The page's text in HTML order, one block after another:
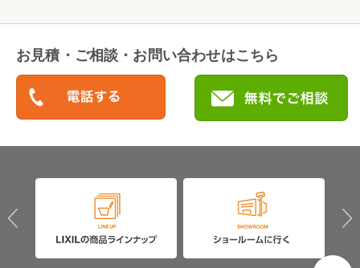
お見積・ご相談・お問い合わせはこちら